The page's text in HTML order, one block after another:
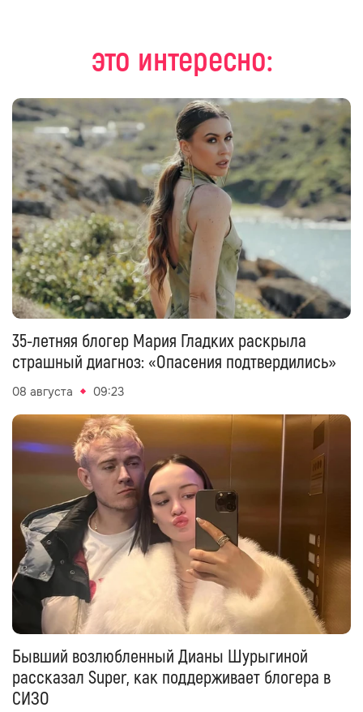
это интересно:
35-летняя блогер Мария Гладких раскрыла
страшный диагноз: «Опасения подтвердились»
08 августа 09:23
Бывший возлюбленный Дианы Шурыгиной
рассказал Super, как поддерживает блогера в
СИЗО